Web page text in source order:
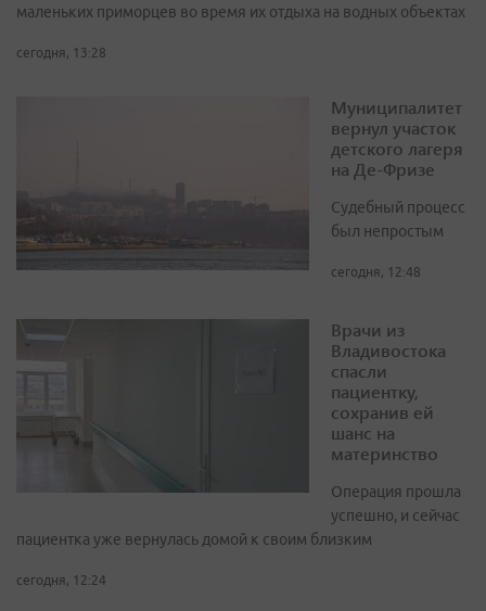
маленьких приморцев во время их отдыха на водных объектах
сегодня, 13:28
Муниципалитет
вернул участок
детского лагеря
на Де-Фризе
Судебный процесс
был непростым
сегодня, 12:48
Врачи из
Владивостока
спасли
пациентку,
сохранив ей
шанс на
материнство
Операция прошла
успешно, и сейчас
пациентка уже вернулась домой к своим близким
сегодня, 12:24